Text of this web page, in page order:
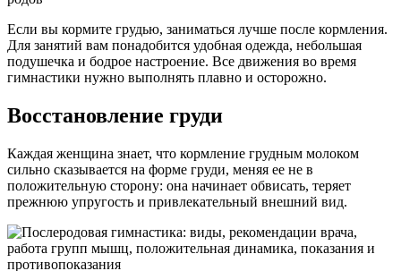
Если вы кормите грудью, заниматься лучше после кормления.
Для занятий вам понадобится удобная одежда, небольшая
подушечка и бодрое настроение. Все движения во время
гимнастики нужно выполнять плавно и осторожно.
Восстановление груди
Каждая женщина знает, что кормление грудным молоком
сильно сказывается на форме груди, меняя ее не в
положительную сторону: она начинает обвисать, теряет
прежнюю упругость и привлекательный внешний вид.